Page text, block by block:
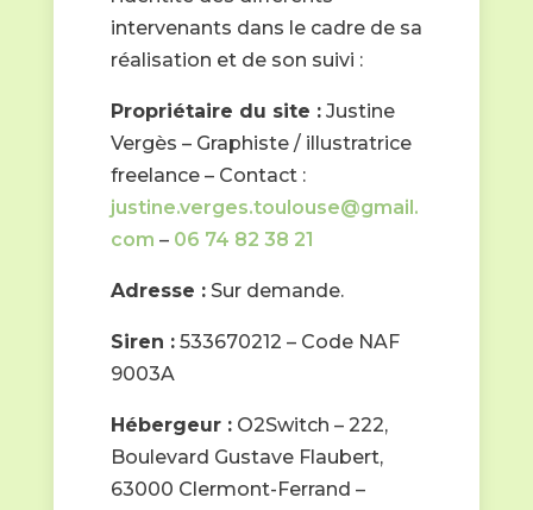
intervenants dans le cadre de sa
réalisation et de son suivi :
Propriétaire du site :Justine
Vergès – Graphiste / illustratrice
freelance – Contact :
justine.verges.toulouse@gmail.
com – 06 74 82 38 21
Adresse :Sur demande.
Siren : 533670212 – Code NAF
9003A
Hébergeur :O2Switch – 222,
Boulevard Gustave Flaubert,
63000 Clermont-Ferrand –